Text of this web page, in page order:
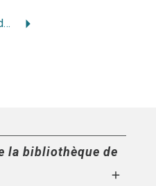
Eloges des evesques qui dans tous les siecles de l’Eglise ont fleury en Doctrine & en Sainteté.
la bibliothèque de